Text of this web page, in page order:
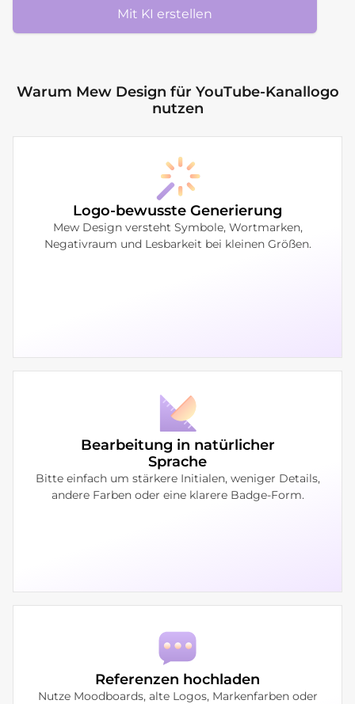
Mit KI erstellen
Warum Mew Design für YouTube-Kanallogo
nutzen
Logo-bewusste Generierung
Mew Design versteht Symbole, Wortmarken,
Negativraum und Lesbarkeit bei kleinen Größen.
Bearbeitung in natürlicher
Sprache
Bitte einfach um stärkere Initialen, weniger Details,
andere Farben oder eine klarere Badge-Form.
Referenzen hochladen
Nutze Moodboards, alte Logos, Markenfarben oder